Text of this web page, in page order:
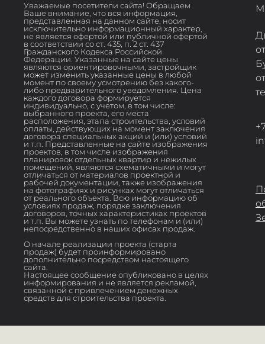
Уважаемые посетители сайта! Обращаем
Ваше внимание, что вся информация,
представленная на данном сайте, носит
исключительно информационный характер,
не является офертой или публичной офертой
в соответствии со ст. 435, п. 2 ст. 437
Гражданского Кодекса Российской
Федерации. Указанные на сайте цены
являются ориентировочными, застройщик
может изменить указанные цены в любой
момент по своему усмотрению без какого-
либо предварительного уведомления. Цена
каждого договора формируется
индивидуально, с учетом, в том числе:
выбранного проекта, его места
расположения, этапа строительства, условий
оплаты, действующих на момент заключения
договора специальных акций и (или) условий
и т.п. Представленные на сайте изображения
проектов, в том числе изображения
планировок отдельных квартир и нежилых
помещений, являются схематичными и могут
отличаться от материалов проектной и
рабочей документации, также изображения
на фотографиях и рисунках могут отличаться
от реального объекта. Всю информацию об
условиях продаж, порядке заключения
договоров, точных характеристиках проектов
и т.п. Вы можете узнать по телефонам и (или)
непосредственно в наших офисах продаж.
О начале реализации проекта (старта
продаж) будет проинформировано
дополнительно посредством настоящего
сайта.
Настоящее сообщение опубликовано в целях
информирования и не является рекламой,
связанной с привлечением денежных
средств для строительства проекта.